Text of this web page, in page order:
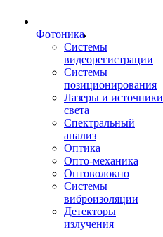
Фотоника
Cистемы
видеорегистрации
Системы
позиционирования
Лазеры и источники
света
Спектральный
анализ
Оптика
Опто-механика
Оптоволокно
Системы
виброизоляции
Детекторы
излучения